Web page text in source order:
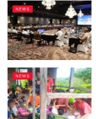
NEWS
NEWS